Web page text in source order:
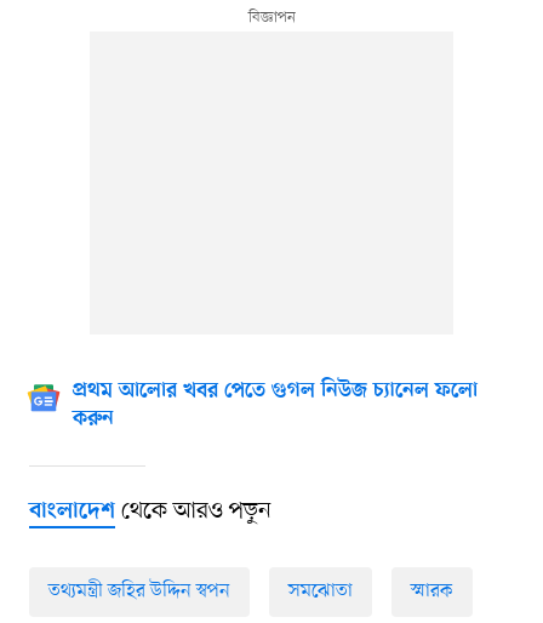
প্রথম আলোর খবর পেতে গুগল নিউজ চ্যানেল ফলো
করুন
বাংলাদেশথেকে আরও পড়ুন
তথ্যমন্ত্রী জহির উদ্দিন স্বপন সমঝোতা স্মারক